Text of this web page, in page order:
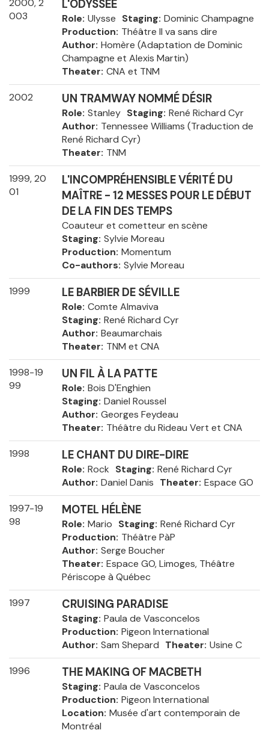
2000, 2
003
L'ODYSSÉE
Role Ulysse Staging Dominic Champagne
Production Théâtre Il va sans dire
Author Homère (Adaptation de Dominic
Champagne et Alexis Martin)
Theater CNA et TNM
2002 UN TRAMWAY NOMMÉ DÉSIR
Role Stanley Staging René Richard Cyr
Author Tennessee Williams (Traduction de
René Richard Cyr)
Theater TNM
1999, 20
01
L'INCOMPRÉHENSIBLE VÉRITÉ DU
MAÎTRE - 12 MESSES POUR LE DÉBUT
DE LA FIN DES TEMPS
Coauteur et cometteur en scène
Staging Sylvie Moreau
Production Momentum
Co-authors Sylvie Moreau
1999 LE BARBIER DE SÉVILLE
Role Comte Almaviva
Staging René Richard Cyr
Author Beaumarchais
Theater TNM et CNA
1998-19
99
UN FIL À LA PATTE
Role Bois D'Enghien
Staging Daniel Roussel
Author Georges Feydeau
Theater Théâtre du Rideau Vert et CNA
1998 LE CHANT DU DIRE-DIRE
Role Rock Staging René Richard Cyr
Author Daniel Danis Theater Espace GO
1997-19
98
MOTEL HÉLÈNE
Role Mario Staging René Richard Cyr
Production Théâtre PàP
Author Serge Boucher
Theater Espace GO, Limoges, Théâtre
Périscope à Québec
1997 CRUISING PARADISE
Staging Paula de Vasconcelos
Production Pigeon International
Author Sam Shepard Theater Usine C
1996 THE MAKING OF MACBETH
Staging Paula de Vasconcelos
Production Pigeon International
Location Musée d'art contemporain de
Montréal